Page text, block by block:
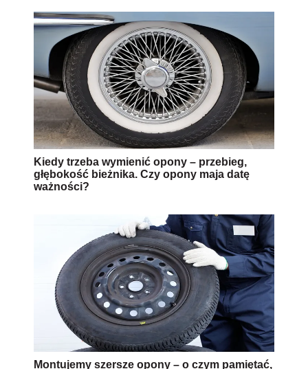
Kiedy trzeba wymienić opony – przebieg,
głębokość bieżnika. Czy opony maja datę
ważności?
Montujemy szersze opony – o czym pamiętać,